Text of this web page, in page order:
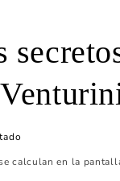
calculan en la